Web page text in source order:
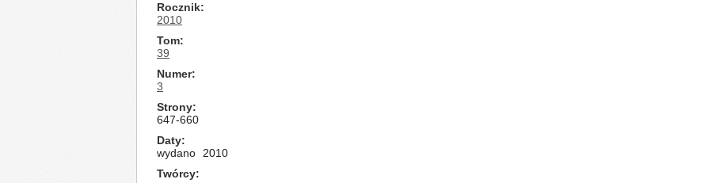
Rocznik
2010
Tom
39
Numer
3
Strony
647-660
Daty
wydano
2010
Twórcy